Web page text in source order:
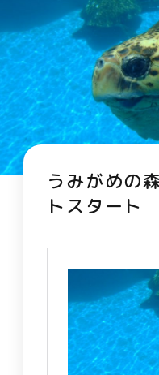
うみがめの
トスタート